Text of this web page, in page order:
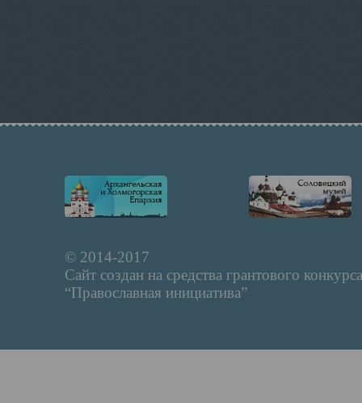
© 2014-2017
Сайт создан на средства грантового конкурса
“Православная инициатива”